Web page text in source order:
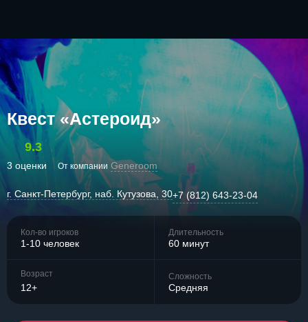
Квест «Астероид»
9.3
3 оценки От компании Generoom
г. Санкт-Петербург, наб. Кутузова, 30+7 (812) 643-23-04
Кол-во игроков
1-10 человек
Длительность
60 минут
Возраст
12+
Сложность
Средняя